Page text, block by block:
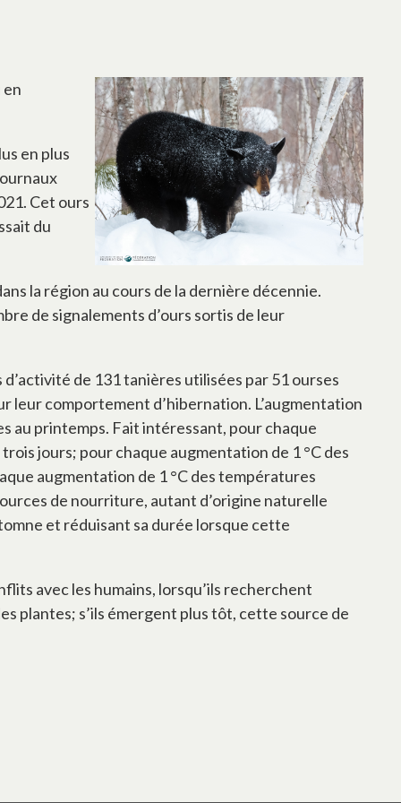
en
en plus
Cet ours
du
la région au cours de la dernière décennie.
de signalements d’ours sortis de leur
de 131 tanières utilisées par 51 ourses
leur comportement d’hibernation. L’augmentation
au printemps. Fait intéressant, pour chaque
jours; pour chaque augmentation de 1 °C des
augmentation de 1 °C des températures
de nourriture, autant d’origine naturelle
et réduisant sa durée lorsque cette
avec les humains, lorsqu’ils recherchent
plantes; s’ils émergent plus tôt, cette source de